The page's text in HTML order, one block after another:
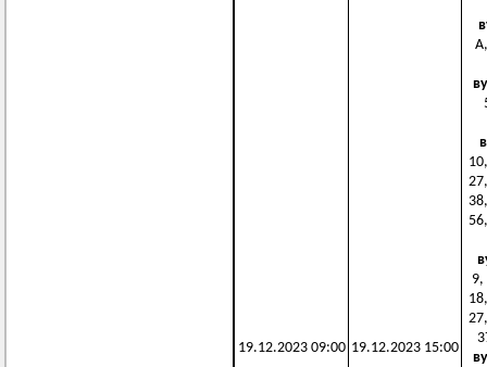
19.12.2023 09:00 19.12.2023 15:00
9,